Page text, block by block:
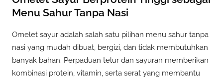
Menu Sahur Tanpa Nasi
Omelet sayur adalah salah satu pilihan menu sahur tanpa
nasi yang mudah dibuat, bergizi, dan tidak membutuhkan
banyak bahan. Perpaduan telur dan sayuran memberikan
kombinasi protein, vitamin, serta serat yang membantu